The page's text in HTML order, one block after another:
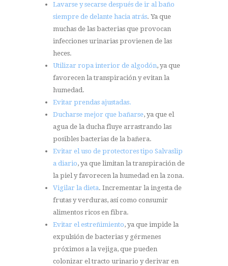
Lavarse y secarse después de ir al baño
siempre de delante hacia atrás. Ya que
muchas de las bacterias que provocan
infecciones urinarias provienen de las
heces.
Utilizar ropa interior de algodón, ya que
favorecen la transpiración y evitan la
humedad.
Evitar prendas ajustadas.
Ducharse mejor que bañarse, ya que el
agua de la ducha fluye arrastrando las
posibles bacterias de la bañera.
Evitar el uso de protectores tipo Salvaslip
a diario, ya que limitan la transpiración de
la piel y favorecen la humedad en la zona.
Vigilar la dieta. Incrementar la ingesta de
frutas y verduras, así como consumir
alimentos ricos en fibra.
Evitar el estreñimiento, ya que impide la
expulsión de bacterias y gérmenes
próximos a la vejiga, que pueden
colonizar el tracto urinario y derivar en